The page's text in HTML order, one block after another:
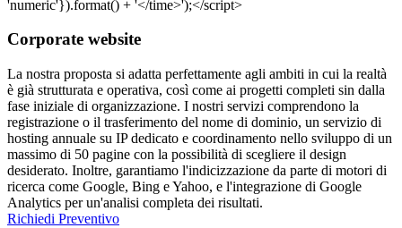
Corporate website
La nostra proposta si adatta perfettamente agli ambiti in cui la realtà
è già strutturata e operativa, così come ai progetti completi sin dalla
fase iniziale di organizzazione. I nostri servizi comprendono la
registrazione o il trasferimento del nome di dominio, un servizio di
hosting annuale su IP dedicato e coordinamento nello sviluppo di un
massimo di 50 pagine con la possibilità di scegliere il design
desiderato. Inoltre, garantiamo l'indicizzazione da parte di motori di
ricerca come Google, Bing e Yahoo, e l'integrazione di Google
Analytics per un'analisi completa dei risultati.
Richiedi Preventivo